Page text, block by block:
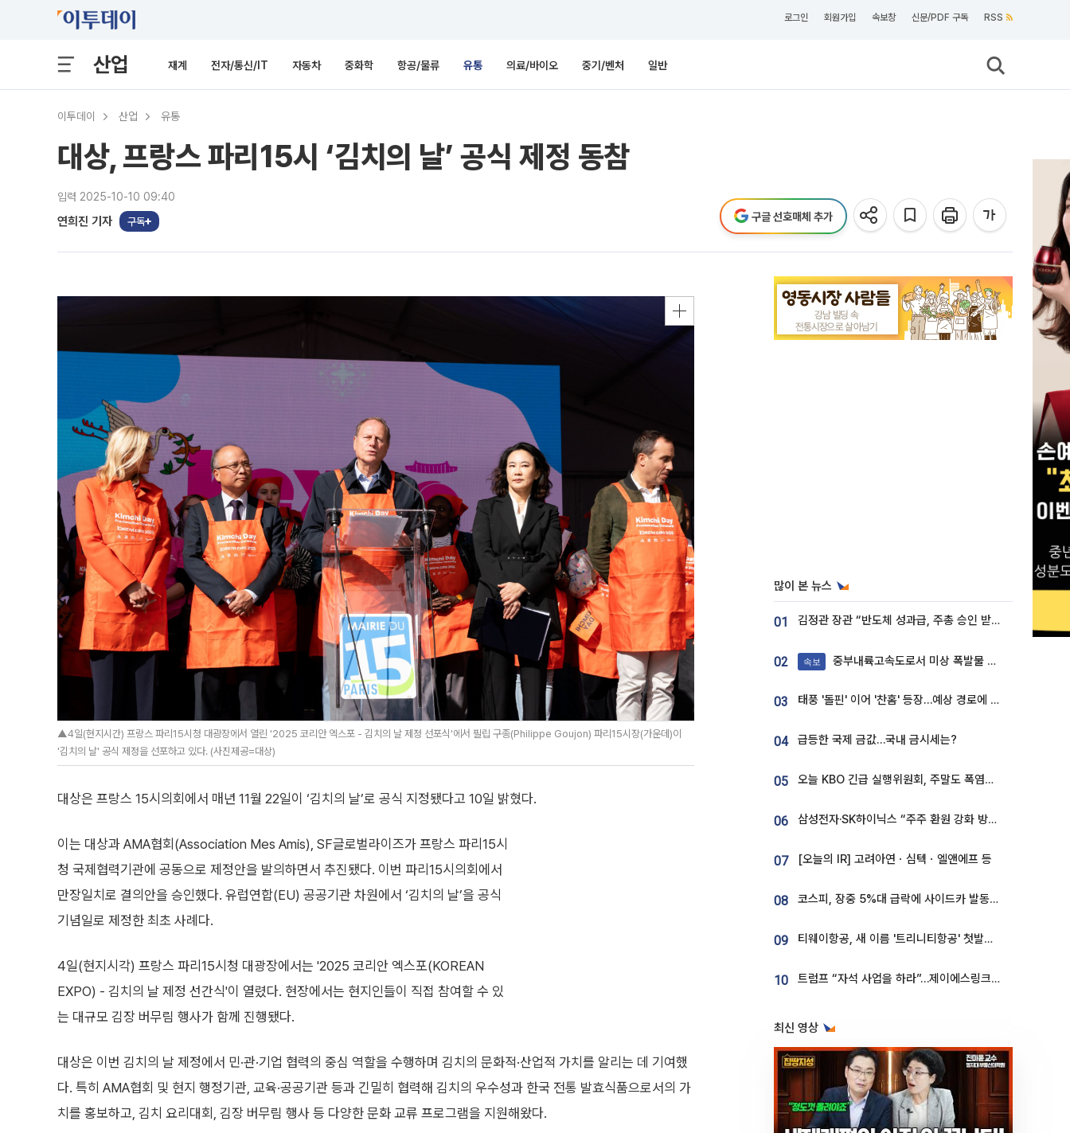
로그인 회원가입 속보창 신문/PDF 구독 RSS
산업 재계 전자/통신/IT 자동차 중화학 항공/물류 유통 의료/바이오 중기/벤처 일반
이투데이 산업 유통
대상, 프랑스 파리15시 ‘김치의 날’ 공식 제정 동참
입력 2025-10-10 09:40
연희진 기자 구독 구글 선호매체 추가
▲4일(현지시간) 프랑스 파리15시청 대광장에서 열린 '2025 코리안 엑스포 - 김치의 날 제정 선포식'에서 필립 구종(Philippe Goujon) 파리15시장(가운데)이
'김치의 날' 공식 제정을 선포하고 있다. (사진제공=대상)
대상은 프랑스 15시의회에서 매년 11월 22일이 ‘김치의 날’로 공식 지정됐다고 10일 밝혔다.
이는 대상과 AMA협회(Association Mes Amis), SF글로벌라이즈가 프랑스 파리15시
청 국제협력기관에 공동으로 제정안을 발의하면서 추진됐다. 이번 파리15시의회에서
만장일치로 결의안을 승인했다. 유럽연합(EU) 공공기관 차원에서 ‘김치의 날’을 공식
기념일로 제정한 최초 사례다.
4일(현지시각) 프랑스 파리15시청 대광장에서는 '2025 코리안 엑스포(KOREAN
EXPO) - 김치의 날 제정 선간식'이 열렸다. 현장에서는 현지인들이 직접 참여할 수 있
는 대규모 김장 버무림 행사가 함께 진행됐다.
대상은 이번 김치의 날 제정에서 민·관·기업 협력의 중심 역할을 수행하며 김치의 문화적·산업적 가치를 알리는 데 기여했
다. 특히 AMA협회 및 현지 행정기관, 교육·공공기관 등과 긴밀히 협력해 김치의 우수성과 한국 전통 발효식품으로서의 가
치를 홍보하고, 김치 요리대회, 김장 버무림 행사 등 다양한 문화 교류 프로그램을 지원해왔다.
많이 본 뉴스
01 김정관 장관 “반도체 성과급, 주총 승인 받도록”…상법·자본시장법 개정 시사
02 속보 중부내륙고속도로서 미상 폭발물 발견
03 태풍 '돌핀' 이어 '찬홈' 등장…예상 경로에 한국 '한숨'
04 급등한 국제 금값…국내 금시세는?
05 오늘 KBO 긴급 실행위원회, 주말도 폭염취소 될까
06 삼성전자·SK하이닉스 “주주 환원 강화 방안 마련”
07 [오늘의 IR] 고려아연ㆍ심텍ㆍ엘앤에프 등
08 코스피, 장중 5%대 급락에 사이드카 발동…삼성·SK 동반 폭락
09 티웨이항공, 새 이름 '트리니티항공' 첫발…SSC 전략 본격화
10 트럼프 “자석 사업을 하라”…제이에스링크, 비중국 영구자석 공급망 구축 속도
최신 영상